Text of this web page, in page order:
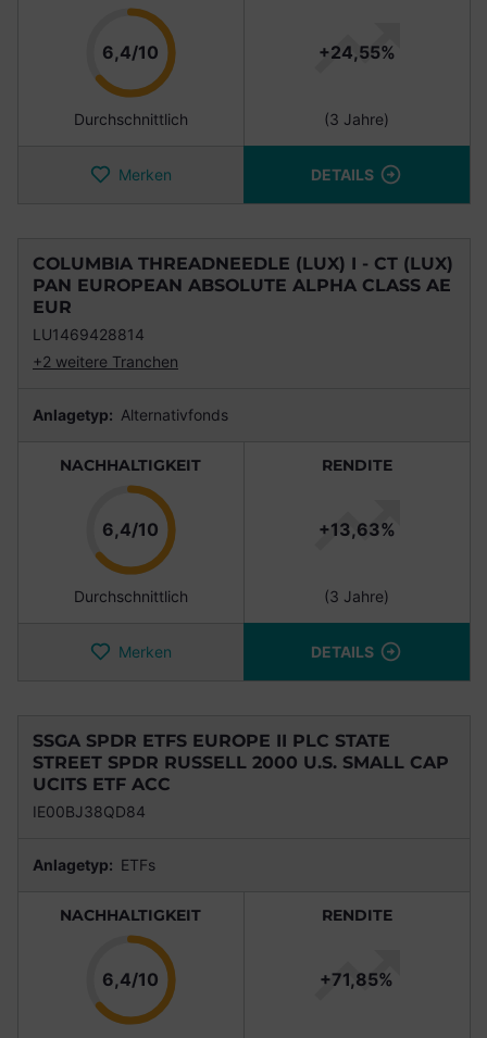
6,4/10 Punkte
Durchschnittlich
+24,55%
(3 Jahre)
Merken DETAILS
COLUMBIA THREADNEEDLE (LUX) I - CT (LUX)
PAN EUROPEAN ABSOLUTE ALPHA CLASS AE
EUR
LU1469428814
+2 weitere Tranchen
Anlagetyp: Alternativfonds
NACHHALTIGKEIT
6,4/10 Punkte
Durchschnittlich
RENDITE
+13,63%
(3 Jahre)
Merken DETAILS
SSGA SPDR ETFS EUROPE II PLC STATE
STREET SPDR RUSSELL 2000 U.S. SMALL CAP
UCITS ETF ACC
IE00BJ38QD84
Anlagetyp: ETFs
NACHHALTIGKEIT
6,4/10 Punkte
RENDITE
+71,85%